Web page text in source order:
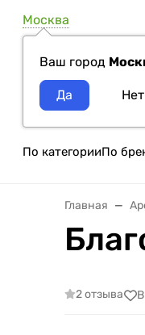
Москва
Ваш город
По категорииПо
Главная
2 отзыва